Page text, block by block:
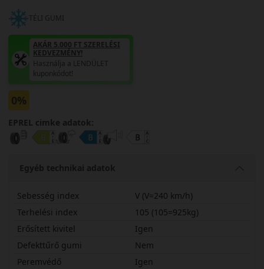
TÉLI GUMI
AKÁR 5.000 FT SZERELÉSI
KEDVEZMÉNY!
Használja a LENDÜLET
kuponkódot!
0%
EPREL cimke adatok:
Egyéb technikai adatok
Sebesség index
V (V=240 km/h)
Terhelési index
105 (105=925kg)
Erősített kivitel
Igen
Defekttűrő gumi
Nem
Peremvédő
Igen